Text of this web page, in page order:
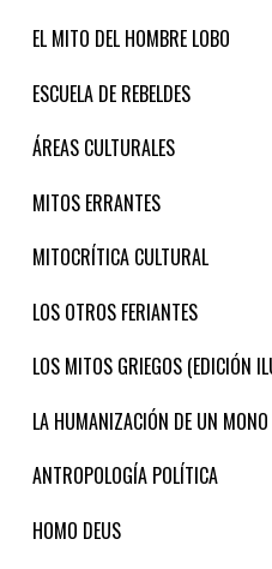
EL MITO DEL HOMBRE LOBO
ESCUELA DE REBELDES
ÁREAS CULTURALES
MITOS ERRANTES
MITOCRÍTICA CULTURAL
LOS OTROS FERIANTES
LOS MITOS GRIEGOS (EDICIÓN
LA HUMANIZACIÓN DE UN MONO
ANTROPOLOGÍA POLÍTICA
HOMO DEUS